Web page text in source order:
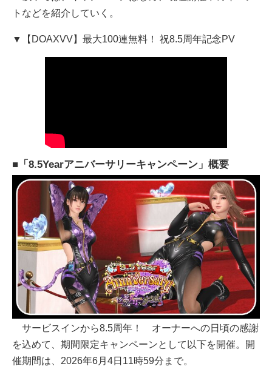
トなどを紹介していく。
▼【DOAXVV】最大100連無料！ 祝8.5周年記念PV
■「8.5Yearアニバーサリーキャンペーン」概要
サービスインから8.5周年！ オーナーへの日頃の感謝
を込めて、期間限定キャンペーンとして以下を開催。開
催期間は、2026年6月4日11時59分まで。